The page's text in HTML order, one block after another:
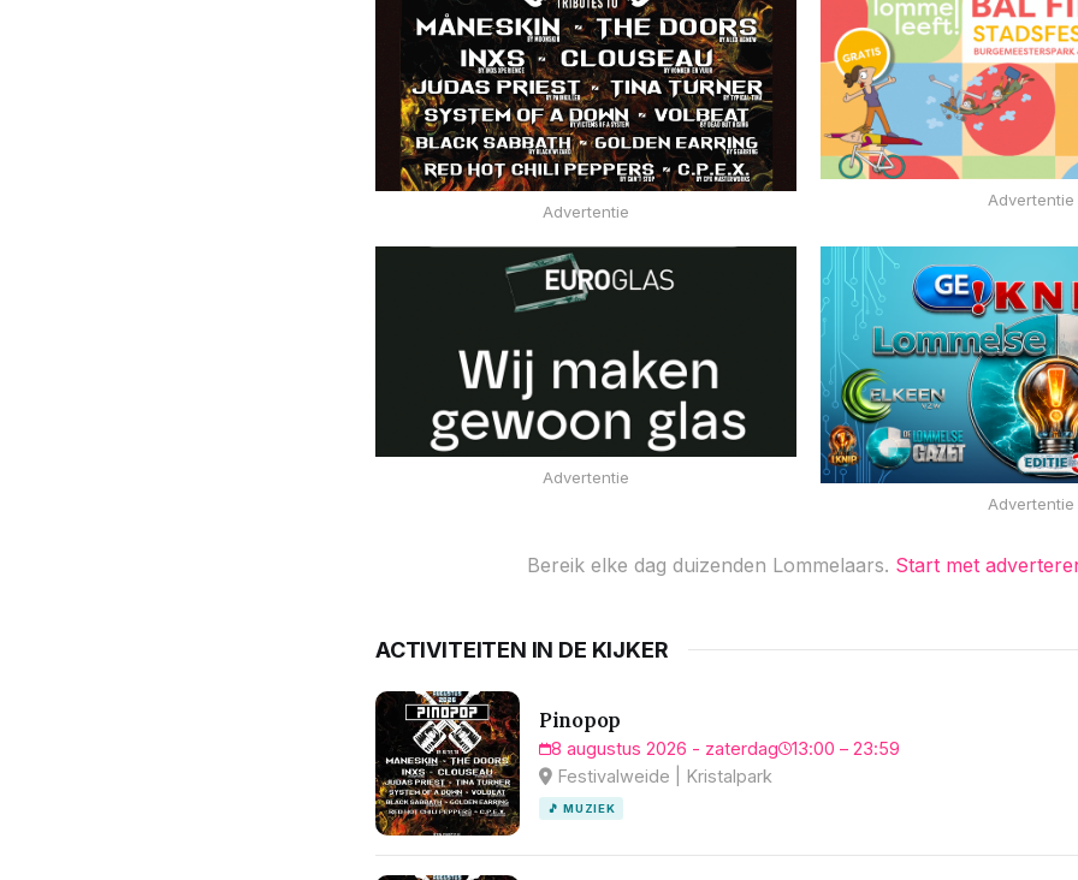
Advertentie
Advertentie
Advertentie
Advertentie
Bereik elke dag duizenden Lommelaars. Start met
ACTIVITEITEN IN DE KIJKER
Pinopop
8 augustus 2026 - zaterdag
13:00 – 23:59
Festivalweide | Kristalpark
🎵 MUZIEK